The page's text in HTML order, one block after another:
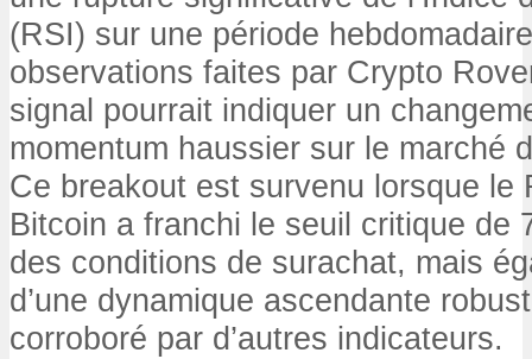
(RSI) sur une période
observations faites par Crypto
signal pourrait indiquer un
momentum haussier sur le marché
Ce breakout est survenu lorsque le
Bitcoin a franchi le seuil critique de
des conditions de surachat, mais
d’une dynamique ascendante
corroboré par d’autres indicateurs.